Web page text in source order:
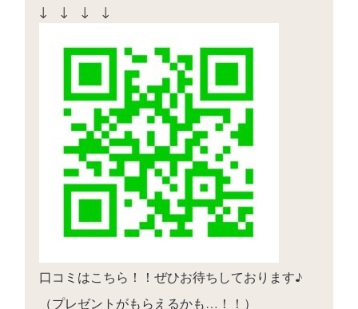
↓ ↓ ↓ ↓
口コミはこちら！！ぜひお待ちしております♪
（プレゼントがもらえるかも…！！）